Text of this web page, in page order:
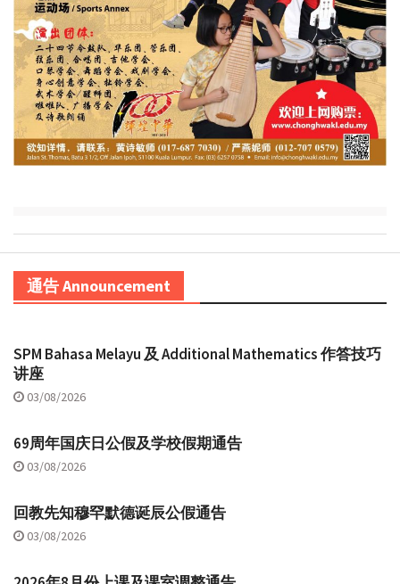
通告 Announcement
SPM Bahasa Melayu 及 Additional Mathematics 作答技巧
讲座
03/08/2026
69周年国庆日公假及学校假期通告
03/08/2026
回教先知穆罕默德诞辰公假通告
03/08/2026